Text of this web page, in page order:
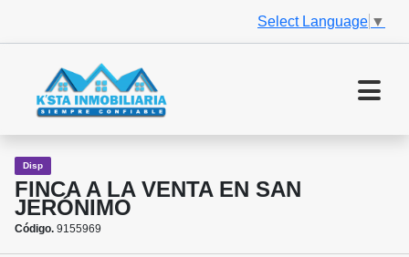
Select Language ▼
Disp
FINCA A LA VENTA EN SAN
JERÓNIMO
Código. 9155969